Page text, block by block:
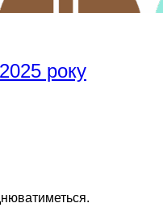
року